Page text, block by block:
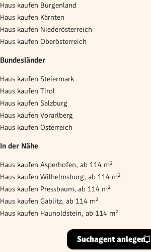
Haus kaufen Burgenland
Haus kaufen Kärnten
Haus kaufen Niederösterreich
Haus kaufen Oberösterreich
Bundesländer
Haus kaufen Steiermark
Haus kaufen Tirol
Haus kaufen Salzburg
Haus kaufen Vorarlberg
Haus kaufen Österreich
In der Nähe
Haus kaufen Asperhofen, ab 114 m²
Haus kaufen Wilhelmsburg, ab 114 m²
Haus kaufen Pressbaum, ab 114 m²
Haus kaufen Gablitz, ab 114 m²
Haus kaufen Haunoldstein, ab 114 m²
Suchagent anlegen